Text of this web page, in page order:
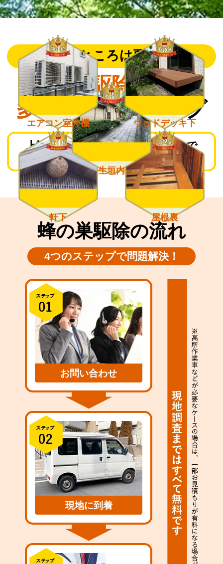
こんなところは要注意！
蜂の巣駆除依頼が
多い場所ランキング
軒下 屋根裏
生垣内
エアコン室外機 ウッドデッキ下
上記箇所は蜂が巣を作りやすいので
日頃からチェックしておきましょう。
蜂の巣駆除の流れ
4つのステップで問題解決！
お問い合わせ
現地に到着